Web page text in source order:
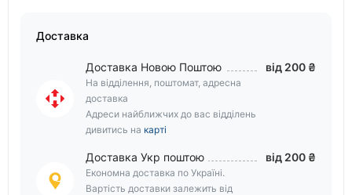
Доставка
Доставка Новою Поштою
На відділення, поштомат, адресна
доставка
Адреси найближчих до вас відділень
дивитись на карті
від 200 ₴
Доставка Укр поштою
Економна доставка по Україні.
Вартість доставки залежить від
від 200 ₴